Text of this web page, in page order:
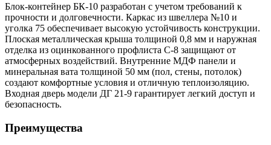
Блок-контейнер БК-10 разработан с учетом требований к
прочности и долговечности. Каркас из швеллера №10 и
уголка 75 обеспечивает высокую устойчивость конструкции.
Плоская металлическая крыша толщиной 0,8 мм и наружная
отделка из оцинкованного профлиста С-8 защищают от
атмосферных воздействий. Внутренние МДФ панели и
минеральная вата толщиной 50 мм (пол, стены, потолок)
создают комфортные условия и отличную теплоизоляцию.
Входная дверь модели ДГ 21-9 гарантирует легкий доступ и
безопасность.
Преимущества